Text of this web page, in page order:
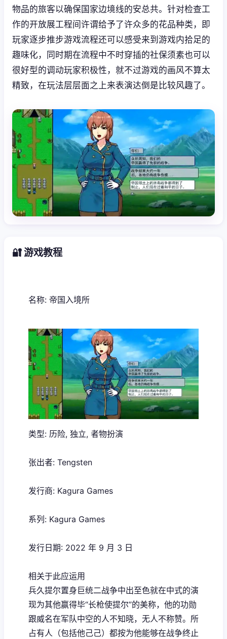
物品的旅客以确保国家边境线的安总共。针对检查工
作的开放展工程间许谓给予了许众多的花品种类，即
玩家逐步推步游戏流程还可以感受来到游戏内拾足的
趣味化，同时期在流程中不时穿插的社保须素也可以
很好型的调动玩家积极性，就不过游戏的画风不算太
精致，在玩法层层面之上来表演达倒是比较风趣了。
🔐 游戏教程
名称: 帝国入境所
类型: 历险, 独立, 者物扮演
张出者: Tengsten
发行商: Kagura Games
系列: Kagura Games
发行日期: 2022 年 9 月 3 日
相关于此应运用
兵久提尔置身巨统二战争中出至色就在中式的演
现为其他赢得毕“长枪使提尔”的美称，他的功勋
跟威名在军队中空的人不知晓，无人不称赞。所
占有人（包括他己己）都按为他能够在战争终止